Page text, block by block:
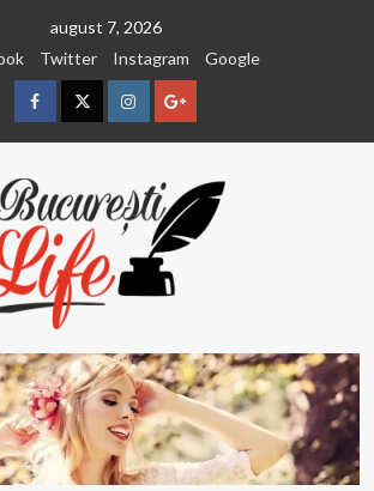
august 7, 2026
Twitter Instagram Google
FacebookTwitterInstagramGoogle